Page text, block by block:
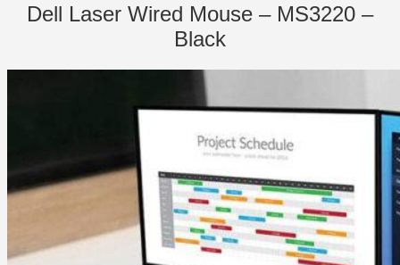
Dell Laser Wired Mouse – MS3220 –
Black